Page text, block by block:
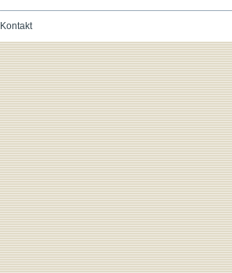
Kontakt